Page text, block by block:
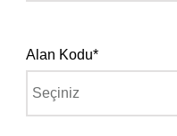
Alan Kodu*